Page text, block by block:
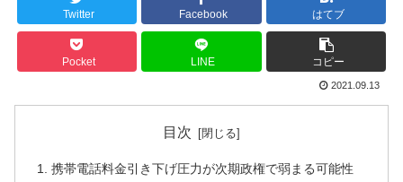
Twitter Facebook はてブ
Pocket LINE コピー
2021.09.13
目次
携帯電話料金引き下げ圧力が次期政権で弱まる可能性